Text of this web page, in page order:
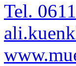
Tel.